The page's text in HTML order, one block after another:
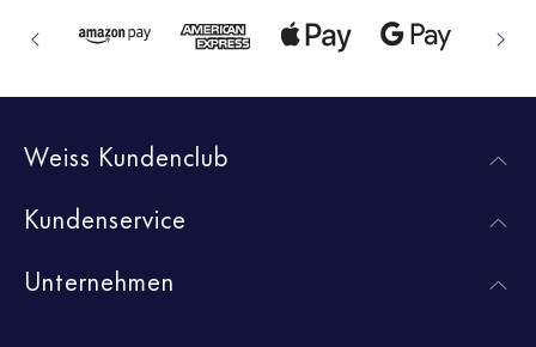
Weiss Kundenclub
Kundenservice
Unternehmen